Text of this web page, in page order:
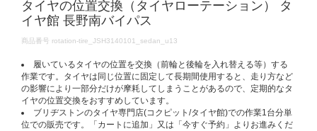
タイヤの位置交換（タイヤローテーション） タ
イヤ館 長野南バイパス
DETAILS
商品番号 rotation-tire_JSH3140101_sedan_u13
履いているタイヤの位置を交換（前輪と後輪を入れ替える等）する
作業です。タイヤは同じ位置に固定して長期間使用すると、走り方など
の影響により一部分だけが摩耗してしまうことがあるので、定期的なタ
イヤの位置交換をおすすめしています。
ブリヂストンのタイヤ専門店(コクピット/タイヤ館)での作業1台分単
位での販売です。「カートに追加」又は「今すぐ予約」よりお進みくだ